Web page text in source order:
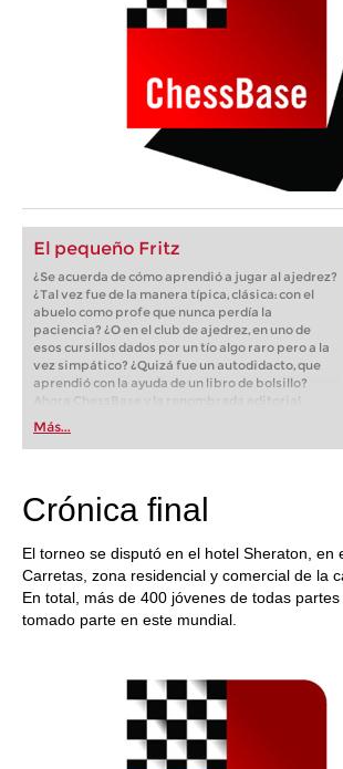
El pequeño Fritz
¿Se acuerda de cómo aprendió a jugar al ajedrez?
¿Tal vez fue de la manera típica, clásica: con el
abuelo como profe que nunca perdía la
paciencia? ¿O en el club de ajedrez, en uno de
esos cursillos dados por un tío algo raro pero a la
vez simpático? ¿Quizá fue un autodidacto, que
aprendió con la ayuda de un libro de bolsillo?
Ahora ChessBase y la renombrada editorial
alemana Terzio, especializada en software para
niños, acaban de publicar un programa
interactivo de enseñanza para aprender y
Más...
Crónica final
El torneo se disputó en el hotel Sheraton, en
Carretas, zona residencial y comercial de la
En total, más de 400 jóvenes de todas
tomado parte en este mundial.